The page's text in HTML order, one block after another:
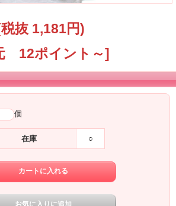
抜 1,181円)
12ポイント～]
個
在庫 ○